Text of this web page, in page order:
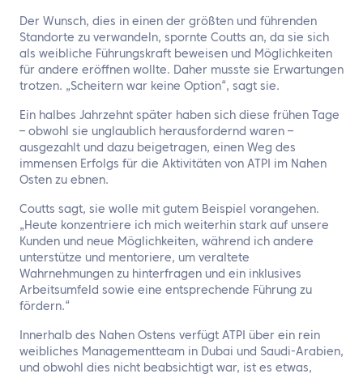
Der Wunsch, dies in einen der größten und führenden
Standorte zu verwandeln, spornte Coutts an, da sie sich
als weibliche Führungskraft beweisen und Möglichkeiten
für andere eröffnen wollte. Daher musste sie Erwartungen
trotzen. „Scheitern war keine Option“, sagt sie.
Ein halbes Jahrzehnt später haben sich diese frühen Tage
– obwohl sie unglaublich herausfordernd waren –
ausgezahlt und dazu beigetragen, einen Weg des
immensen Erfolgs für die Aktivitäten von ATPI im Nahen
Osten zu ebnen.
Coutts sagt, sie wolle mit gutem Beispiel vorangehen.
„Heute konzentriere ich mich weiterhin stark auf unsere
Kunden und neue Möglichkeiten, während ich andere
unterstütze und mentoriere, um veraltete
Wahrnehmungen zu hinterfragen und ein inklusives
Arbeitsumfeld sowie eine entsprechende Führung zu
fördern.“
Innerhalb des Nahen Ostens verfügt ATPI über ein rein
weibliches Managementteam in Dubai und Saudi-Arabien,
und obwohl dies nicht beabsichtigt war, ist es etwas,